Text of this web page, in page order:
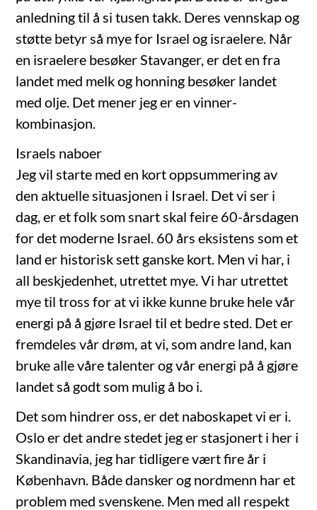
anledning til å si tusen takk. Deres vennskap og
støtte betyr så mye for Israel og israelere. Når
en israelere besøker Stavanger, er det en fra
landet med melk og honning besøker landet
med olje. Det mener jeg er en vinner-
kombinasjon.
Israels naboer
Jeg vil starte med en kort oppsummering av
den aktuelle situasjonen i Israel. Det vi ser i
dag, er et folk som snart skal feire 60-årsdagen
for det moderne Israel. 60 års eksistens som et
land er historisk sett ganske kort. Men vi har, i
all beskjedenhet, utrettet mye. Vi har utrettet
mye til tross for at vi ikke kunne bruke hele vår
energi på å gjøre Israel til et bedre sted. Det er
fremdeles vår drøm, at vi, som andre land, kan
bruke alle våre talenter og vår energi på å gjøre
landet så godt som mulig å bo i.
Det som hindrer oss, er det naboskapet vi er i.
Oslo er det andre stedet jeg er stasjonert i her i
Skandinavia, jeg har tidligere vært fire år i
København. Både dansker og nordmenn har et
problem med svenskene. Men med all respekt